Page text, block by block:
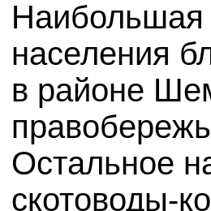
Наибольшая
населения
в районе
Остальное
скотоводы-